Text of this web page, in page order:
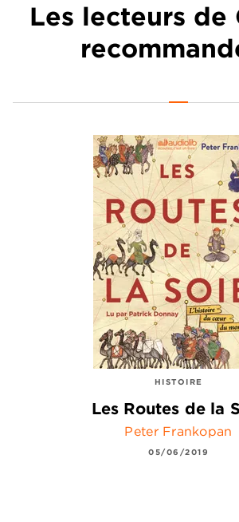
Les lecteurs de
HISTOIRE
Les Routes de la
Peter Frankopan
05/06/2019